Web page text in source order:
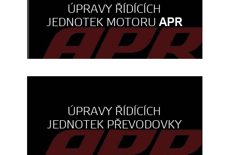
ÚPRAVY ŘÍDÍCÍCH
JEDNOTEK MOTORUAPR
ÚPRAVY ŘÍDÍCÍCH
JEDNOTEK PŘEVODOVKY